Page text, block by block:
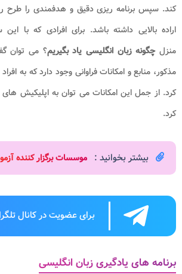
کند. سپس برنامه ریزی دقیق و هدفمندی را طرح
اراده بالایی داشته باشد. برای افرادی که با
منزلچگونه زبان انگلیسی یاد بگیریم؟ می توان
مذکور، منابع و امکانات فراوانی وجود دارد که به
کرد. از جمل این امکانات می توان به اپلیکیش های
کرد.
بیشتر بخوانید : موسسات برگزار کننده
برای عضویت در کانال
برنامه های یادگیری زبان انگلیسی